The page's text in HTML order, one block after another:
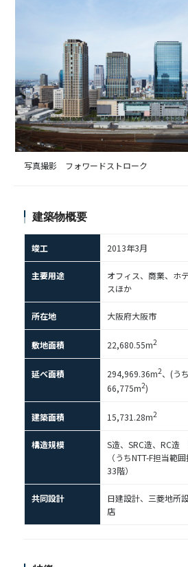
写真撮影 フォワードストローク
建築物概要
竣工 2013年3月
主要用途
オフィス、商業、ホ
スほか
所在地 大阪府大阪市
敷地面積 22,680.55m2
延べ面積 294,969.36m2、(う
66,775m2)
建築面積 15,731.28m2
構造規模
S造、SRC造、RC
（うちNTT-F担当範
33階）
共同設計
日建設計、三菱地所
店